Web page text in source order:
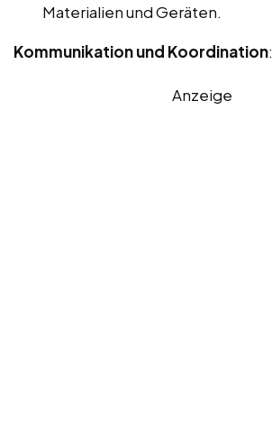
Materialien und Geräten.
Kommunikation und Koordination:
Anzeige